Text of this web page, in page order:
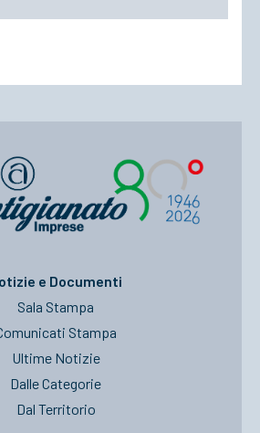
e Documenti
Sala Stampa
Stampa
Ultime Notizie
Dalle Categorie
Dal Territorio